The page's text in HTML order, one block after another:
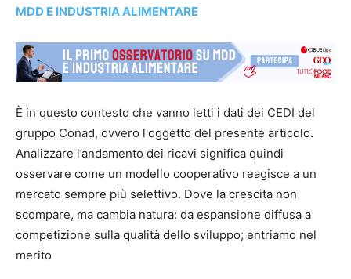
MDD E INDUSTRIA ALIMENTARE
È in questo contesto che vanno letti i dati dei CEDI del
gruppo Conad, ovvero l'oggetto del presente articolo.
Analizzare l’andamento dei ricavi significa quindi
osservare come un modello cooperativo reagisce a un
mercato sempre più selettivo. Dove la crescita non
scompare, ma cambia natura: da espansione diffusa a
competizione sulla qualità dello sviluppo; entriamo nel
merito